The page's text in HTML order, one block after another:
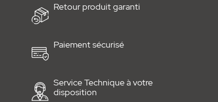
Retour produit garanti
Paiement sécurisé
Service Technique à votre
disposition